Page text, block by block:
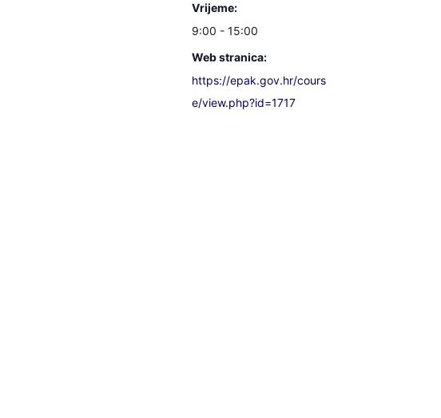
Vrijeme:
9:00 - 15:00
Web stranica:
https://epak.gov.hr/cours
e/view.php?id=1717